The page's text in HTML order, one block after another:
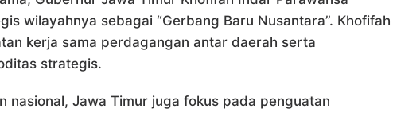
wilayahnya sebagai “Gerbang Baru Nusantara”. Khofifah
kerja sama perdagangan antar daerah serta
strategis.
nasional, Jawa Timur juga fokus pada penguatan